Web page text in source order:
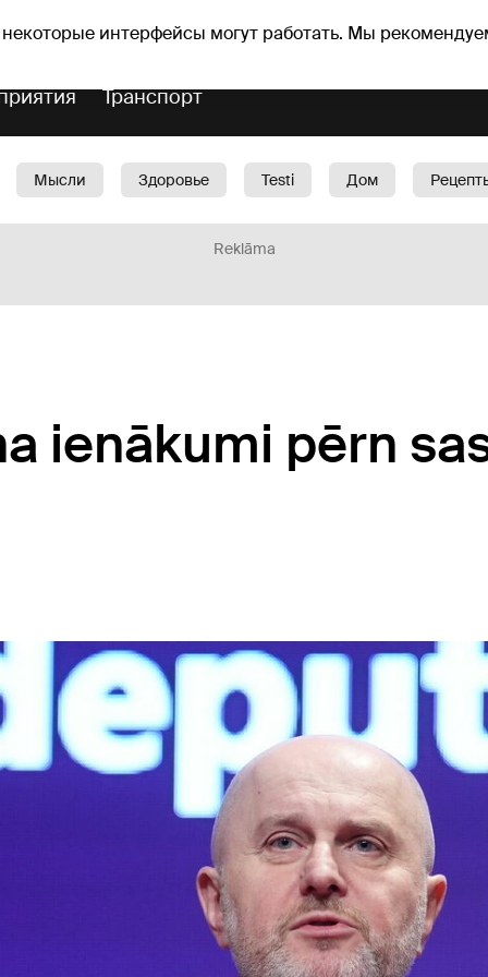
интерфейсы могут работать. Мы
Прогноз погоды Гороскопы
Транспорт
Мысли Здоровье Testi Дом
Reklāma
ienākumi pērn